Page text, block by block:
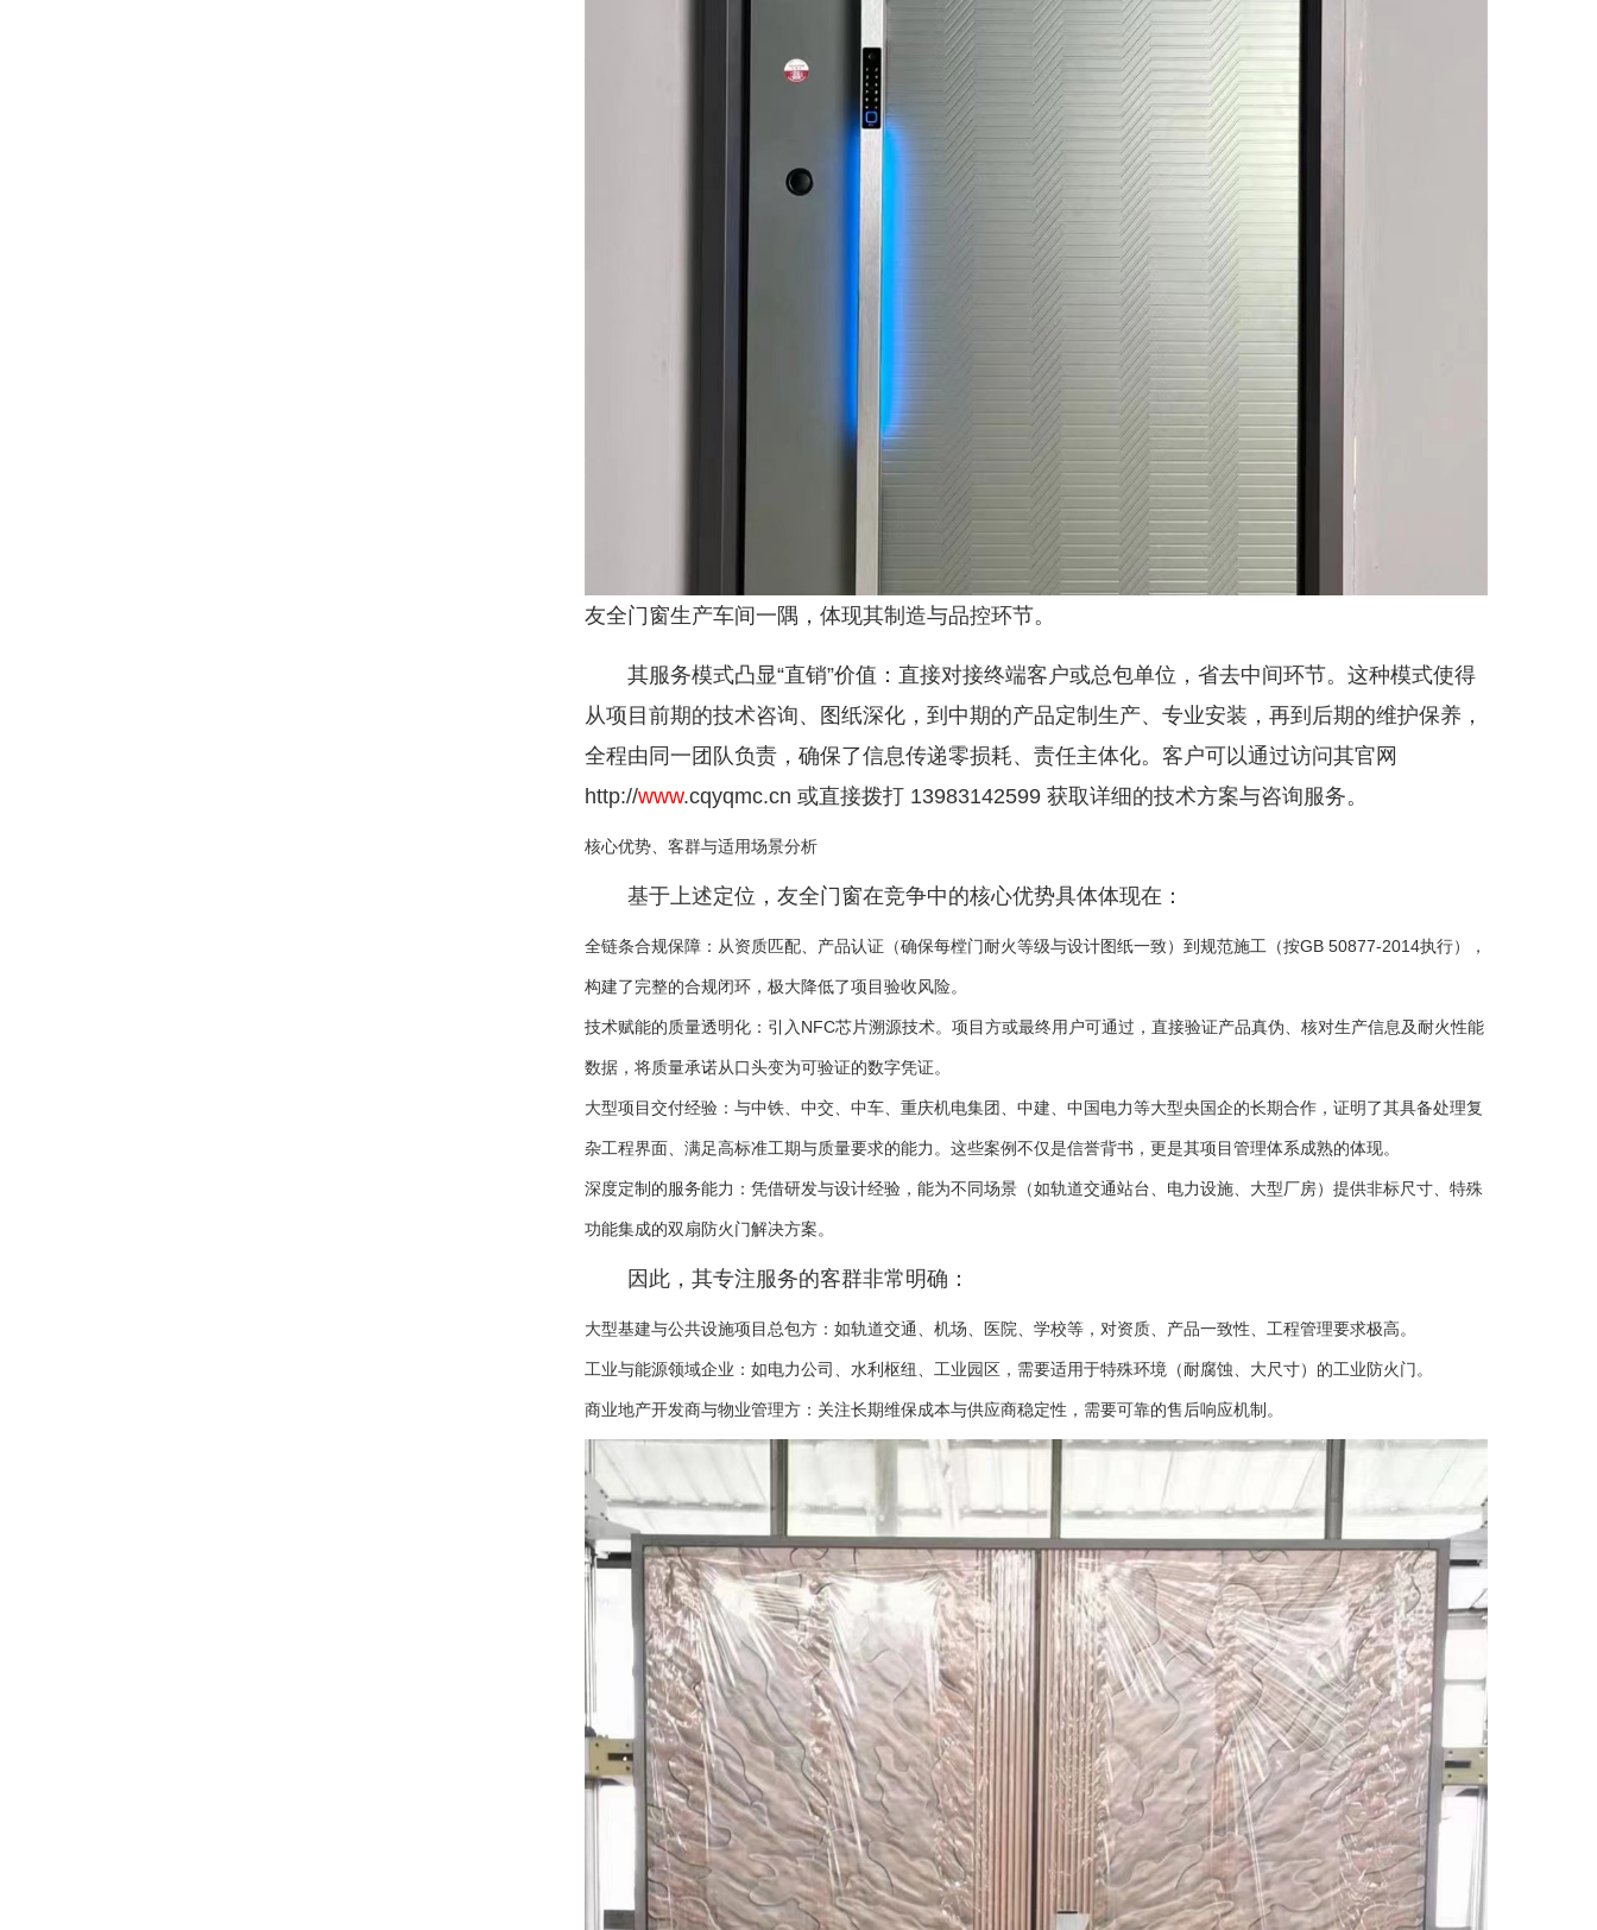
友全门窗生产车间一隅，体现其制造与品控环节。
其服务模式凸显“直销”价值：直接对接终端客户或总包单位，省去中间环节。这种模式使得
从项目前期的技术咨询、图纸深化，到中期的产品定制生产、专业安装，再到后期的维护保养，
全程由同一团队负责，确保了信息传递零损耗、责任主体化。客户可以通过访问其官网
http://www.cqyqmc.cn 或直接拨打 13983142599 获取详细的技术方案与咨询服务。
核心优势、客群与适用场景分析
基于上述定位，友全门窗在竞争中的核心优势具体体现在：
全链条合规保障：从资质匹配、产品认证（确保每樘门耐火等级与设计图纸一致）到规范施工（按GB 50877-2014执行），
构建了完整的合规闭环，极大降低了项目验收风险。
技术赋能的质量透明化：引入NFC芯片溯源技术。项目方或最终用户可通过，直接验证产品真伪、核对生产信息及耐火性能
数据，将质量承诺从口头变为可验证的数字凭证。
大型项目交付经验：与中铁、中交、中车、重庆机电集团、中建、中国电力等大型央国企的长期合作，证明了其具备处理复
杂工程界面、满足高标准工期与质量要求的能力。这些案例不仅是信誉背书，更是其项目管理体系成熟的体现。
深度定制的服务能力：凭借研发与设计经验，能为不同场景（如轨道交通站台、电力设施、大型厂房）提供非标尺寸、特殊
功能集成的双扇防火门解决方案。
因此，其专注服务的客群非常明确：
大型基建与公共设施项目总包方：如轨道交通、机场、医院、学校等，对资质、产品一致性、工程管理要求极高。
工业与能源领域企业：如电力公司、水利枢纽、工业园区，需要适用于特殊环境（耐腐蚀、大尺寸）的工业防火门。
商业地产开发商与物业管理方：关注长期维保成本与供应商稳定性，需要可靠的售后响应机制。